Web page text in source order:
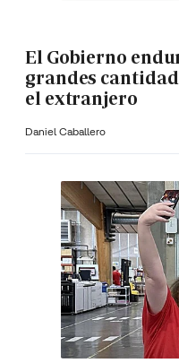
El Gobierno
grandes
el extranjero
Daniel Caballero